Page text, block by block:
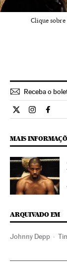
Clique sobre
Receba o
Cultura El País
Cultura El
MAIS
ARQUIVADO EM
Johnny Depp